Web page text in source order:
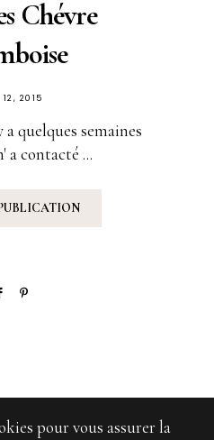
Chévre
12, 2015
quelques semaines
a contacté ...
pour vous assurer la